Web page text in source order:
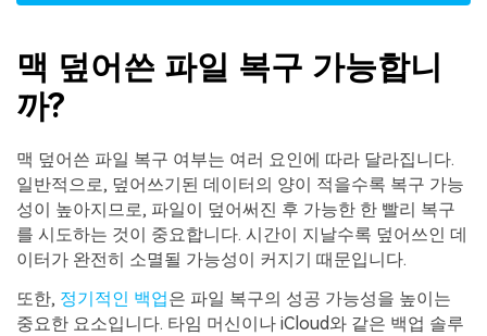
맥 덮어쓴 파일 복구 가능합니
까?
맥 덮어쓴 파일 복구 여부는 여러 요인에 따라 달라집니다.
일반적으로, 덮어쓰기된 데이터의 양이 적을수록 복구 가능
성이 높아지므로, 파일이 덮어써진 후 가능한 한 빨리 복구
를 시도하는 것이 중요합니다. 시간이 지날수록 덮어쓰인 데
이터가 완전히 소멸될 가능성이 커지기 때문입니다.
또한, 정기적인 백업은 파일 복구의 성공 가능성을 높이는
중요한 요소입니다. 타임 머신이나 iCloud와 같은 백업 솔루